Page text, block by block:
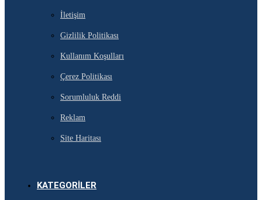
İletişim
Gizlilik Politikası
Kullanım Koşulları
Çerez Politikası
Sorumluluk Reddi
Reklam
Site Haritası
KATEGORILER